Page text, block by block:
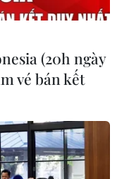
(20h ngày
vé bán kết